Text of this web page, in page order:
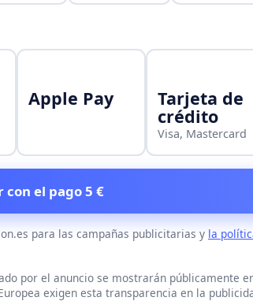
Apple Pay Tarjeta de
crédito
Visa, Mastercard
con el pago 5 €
para las campañas publicitarias y la
por el anuncio se mostrarán públicamente
exigen esta transparencia en la